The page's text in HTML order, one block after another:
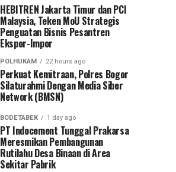
HEBITREN Jakarta Timur dan PCI
Malaysia, Teken MoU Strategis
Penguatan Bisnis Pesantren
Ekspor-Impor
POLHUKAM 22 hours ago
Perkuat Kemitraan, Polres Bogor
Silaturahmi Dengan Media Siber
Network (BMSN)
BODETABEK 1 day ago
PT Indocement Tunggal Prakarsa
Meresmikan Pembangunan
Rutilahu Desa Binaan di Area
Sekitar Pabrik